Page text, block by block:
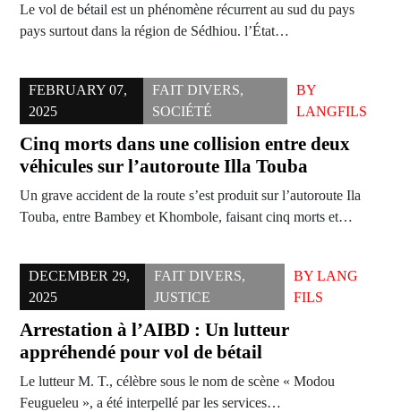
Le vol de bétail est un phénomène récurrent au sud du pays
pays surtout dans la région de Sédhiou. l’État…
FEBRUARY 07,
2025
FAIT DIVERS,
SOCIÉTÉ
BY
LANGFILS
Cinq morts dans une collision entre deux
véhicules sur l’autoroute Illa Touba
Un grave accident de la route s’est produit sur l’autoroute Ila
Touba, entre Bambey et Khombole, faisant cinq morts et…
DECEMBER 29,
2025
FAIT DIVERS,
JUSTICE
BYLANG
FILS
Arrestation à l’AIBD : Un lutteur
appréhendé pour vol de bétail
Le lutteur M. T., célèbre sous le nom de scène « Modou
Feugueleu », a été interpellé par les services…